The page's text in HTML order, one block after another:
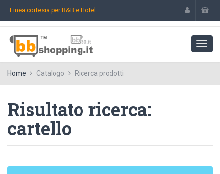
Linea cortesia per B&B e Hotel
Home Catalogo Ricerca prodotti
Risultato ricerca:
cartello